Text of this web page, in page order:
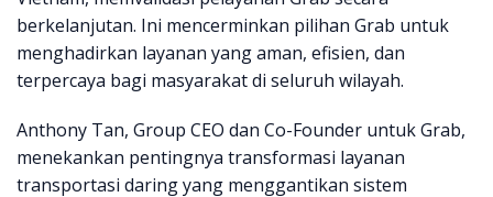
berkelanjutan. Ini mencerminkan pilihan Grab untuk
menghadirkan layanan yang aman, efisien, dan
terpercaya bagi masyarakat di seluruh wilayah.
Anthony Tan, Group CEO dan Co-Founder untuk Grab,
menekankan pentingnya transformasi layanan
transportasi daring yang menggantikan sistem